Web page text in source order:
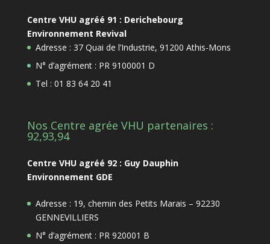
Centre VHU agréé 91 : Derichebourg
Environnement Revival
Adresse : 37 Quai de l’Industrie, 91200 Athis-Mons
N° d’agrément : PR 9100001 D
Tel : 01 83 64 20 41
Nos Centre agrée VHU partenaires :
92,93,94
Centre VHU agréé 92 : Guy Dauphin
Environnement GDE
Adresse : 19, chemin des Petits Marais – 92230
GENNEVILLIERS
N° d’agrément : PR 920001 B